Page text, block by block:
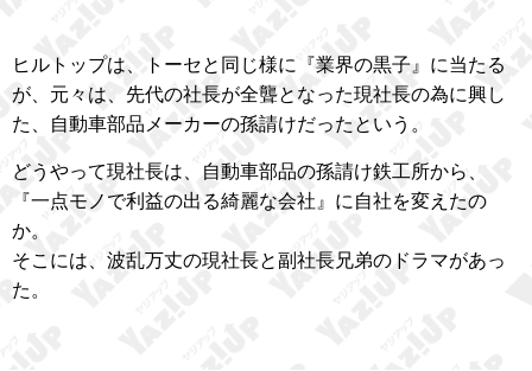
ヒルトップは、トーセと同じ様に『業界の黒子』に当たる
が、元々は、先代の社長が全聾となった現社長の為に興し
た、自動車部品メーカーの孫請けだったという。
どうやって現社長は、自動車部品の孫請け鉄工所から、
『一点モノで利益の出る綺麗な会社』に自社を変えたの
か。
そこには、波乱万丈の現社長と副社長兄弟のドラマがあっ
た。